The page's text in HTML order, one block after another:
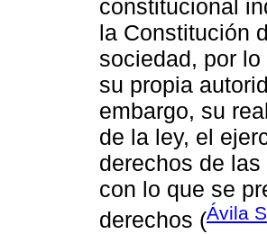
constitucional
la Constitución
sociedad, por
su propia
embargo, su
de la ley, el
derechos de
con lo que se
derechos (Ávila